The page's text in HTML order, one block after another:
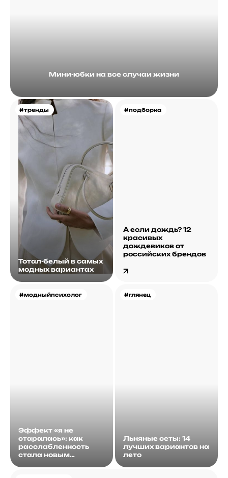
Мини-юбки на все случаи жизни
#тренды
Тотал-белый в самых
модных вариантах
#подборка
А если дождь? 12
красивых
дождевиков от
российских брендов
#модныйпсихолог
Эффект «я не
старалась»: как
расслабленность
стала новым
#глянец
Льняные сеты: 14
лучших вариантов на
лето